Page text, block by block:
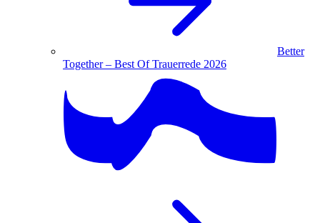
Better
Together – Best Of Trauerrede 2026